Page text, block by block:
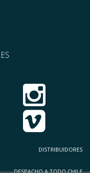
DISTRIBUIDORES
DESPACHO A TODO CHILE